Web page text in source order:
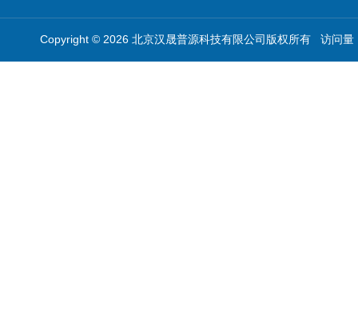
Copyright © 2026 北京汉晟普源科技有限公司版权所有 访问量